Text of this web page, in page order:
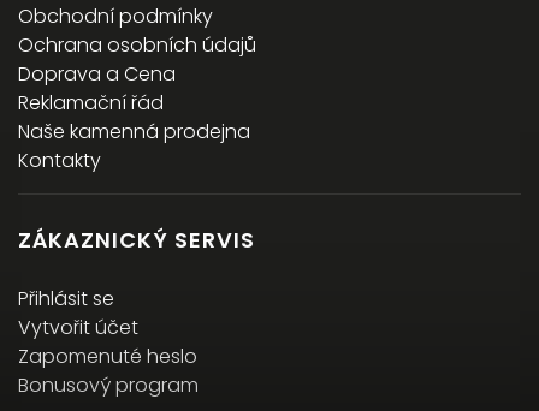
Obchodní podmínky
Ochrana osobních údajů
Doprava a Cena
Reklamační řád
Naše kamenná prodejna
Kontakty
ZÁKAZNICKÝ SERVIS
Přihlásit se
Vytvořit účet
Zapomenuté heslo
Bonusový program